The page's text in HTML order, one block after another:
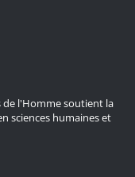
de l'Homme soutient la
sciences humaines et